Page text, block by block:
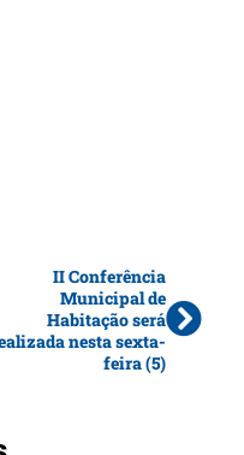
II Conferência
Municipal de
Habitação será
nesta sexta-
feira (5)